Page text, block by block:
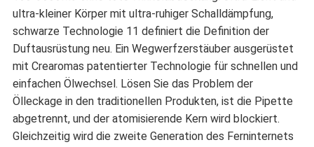
ultra-kleiner Körper mit ultra-ruhiger Schalldämpfung,
schwarze Technologie 11 definiert die Definition der
Duftausrüstung neu. Ein Wegwerfzerstäuber ausgerüstet
mit Crearomas patentierter Technologie für schnellen und
einfachen Ölwechsel. Lösen Sie das Problem der
Ölleckage in den traditionellen Produkten, ist die Pipette
abgetrennt, und der atomisierende Kern wird blockiert.
Gleichzeitig wird die zweite Generation des Ferninternets